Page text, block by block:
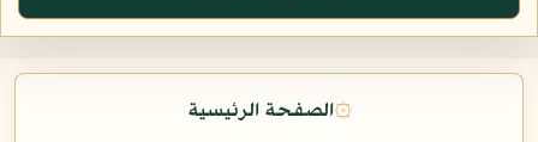
۞الصفحة الرئيسية